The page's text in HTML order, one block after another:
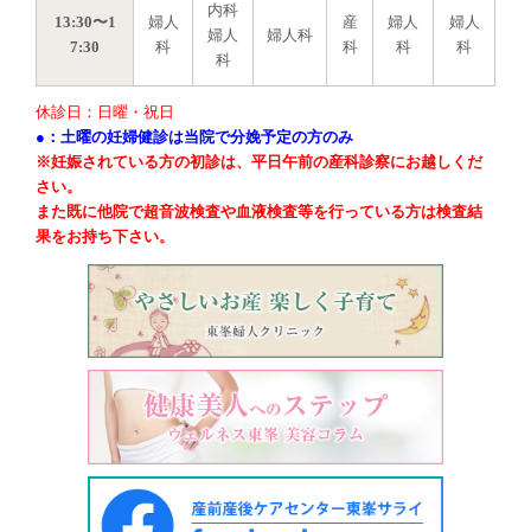
休診日：日曜・祝日
●：土曜の妊婦健診は当院で分娩予定の方のみ
※妊娠されている方の初診は、平日午前の産科診察にお越しくだ
さい。
また既に他院で超音波検査や血液検査等を行っている方は検査結
果をお持ち下さい。
13:30〜1
7:30
婦人
科
内科
婦人
科
婦人科
産
科
婦人
科
婦人
科